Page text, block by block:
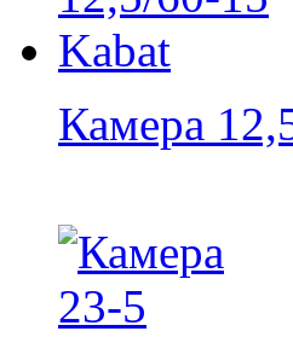
Камера